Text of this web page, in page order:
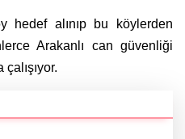
hedef alınıp bu köylerden
Arakanlı can güvenliği